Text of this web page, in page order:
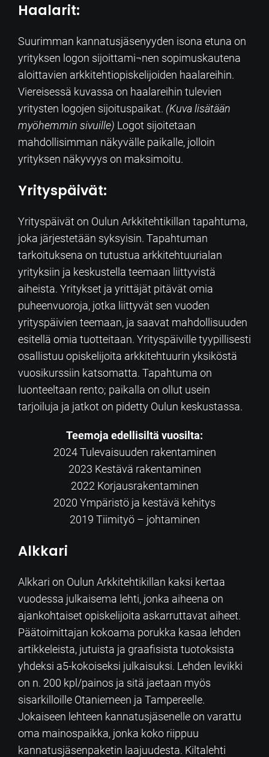
Haalarit:
Suurimman kannatusjäsenyyden isona etuna on
yrityksen logon sijoittami¬nen sopimuskautena
aloittavien arkkitehtiopiskelijoiden haalareihin.
Viereisessä kuvassa on haalareihin tulevien
yritysten logojen sijoituspaikat. (Kuva lisätään
myöhemmin sivuille) Logot sijoitetaan
mahdollisimman näkyvälle paikalle, jolloin
yrityksen näkyvyys on maksimoitu.
Yrityspäivät:
Yrityspäivät on Oulun Arkkitehtikillan tapahtuma,
joka järjestetään syksyisin. Tapahtuman
tarkoituksena on tutustua arkkitehtuurialan
yrityksiin ja keskustella teemaan liittyvistä
aiheista. Yritykset ja yrittäjät pitävät omia
puheenvuoroja, jotka liittyvät sen vuoden
yrityspäivien teemaan, ja saavat mahdollisuuden
esitellä omia tuotteitaan. Yrityspäiville tyypillisesti
osallistuu opiskelijoita arkkitehtuurin yksiköstä
vuosikurssiin katsomatta. Tapahtuma on
luonteeltaan rento; paikalla on ollut usein
tarjoiluja ja jatkot on pidetty Oulun keskustassa.
Teemoja edellisiltä vuosilta:
2024 Tulevaisuuden rakentaminen
2023 Kestävä rakentaminen
2022 Korjausrakentaminen
2020 Ympäristö ja kestävä kehitys
2019 Tiimityö – johtaminen
Alkkari
Alkkari on Oulun Arkkitehtikillan kaksi kertaa
vuodessa julkaisema lehti, jonka aiheena on
ajankohtaiset opiskelijoita askarruttavat aiheet.
Päätoimittajan kokoama porukka kasaa lehden
artikkeleista, jutuista ja graafisista tuotoksista
yhdeksi a5-kokoiseksi julkaisuksi. Lehden levikki
on n. 200 kpl/painos ja sitä jaetaan myös
sisarkilloille Otaniemeen ja Tampereelle.
Jokaiseen lehteen kannatusjäsenelle on varattu
oma mainospaikka, jonka koko riippuu
kannatusjäsenpaketin laajuudesta. Kiltalehti